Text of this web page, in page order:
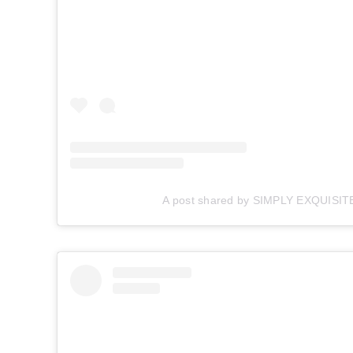
A post shared by SIMPLY